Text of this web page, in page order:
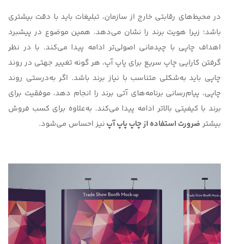
در محیط‌های رقابتی خارج از سازمان، تبلیغات باید با دقت بیشتری
باشد؛ زیرا هویت برند را نشان می‌دهد. همین موضوع در پیشبرد
اهداف چاپی با چیدمانی اصولی‌تر ادامه پیدا می‌کند. با در نظر
گرفتن کارایی چاپ سریع برای پاپ آپ، هر گونه تغییر جهتی در روند
چاپی باید به‌شکلی متناسب با نیاز برند باشد. اگر به‌درستی روند
چاپی، پیام‌رسانی برنامه‌های آتی برند را انجام دهد، موفقیت برای
برند با کیفیتی بالاتر ادامه پیدا می‌کند. به‌علاوه برای کسب فروش
بیشتر ضرورت استفاده از چاپ پاپ آپ نیز احساس می‌شود.